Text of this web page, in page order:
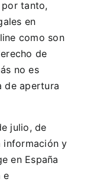
tanto,
en
como son
de
no es
de apertura
julio, de
información y
en España
e